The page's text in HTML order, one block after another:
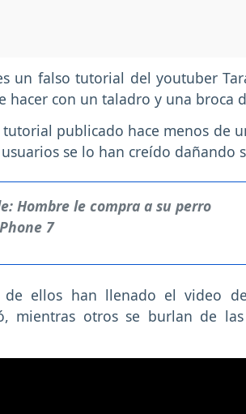
un falso tutorial del youtuber
hacer con un taladro y una broca
tutorial publicado hace menos de
se lo han creído dañando
de ellos han llenado el video
mientras otros se burlan de